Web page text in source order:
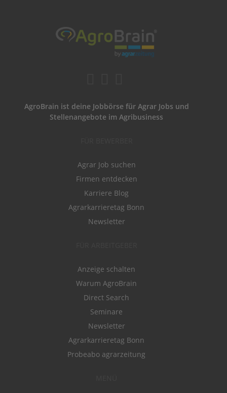
AgroBrain ist deine Jobbörse für Agrar Jobs und
Stellenangebote im Agribusiness
Agrar Job suchen
Firmen entdecken
Karriere Blog
Agrarkarrieretag Bonn
Newsletter
Anzeige schalten
Warum AgroBrain
Direct Search
Seminare
Newsletter
Agrarkarrieretag Bonn
Probeabo agrarzeitung